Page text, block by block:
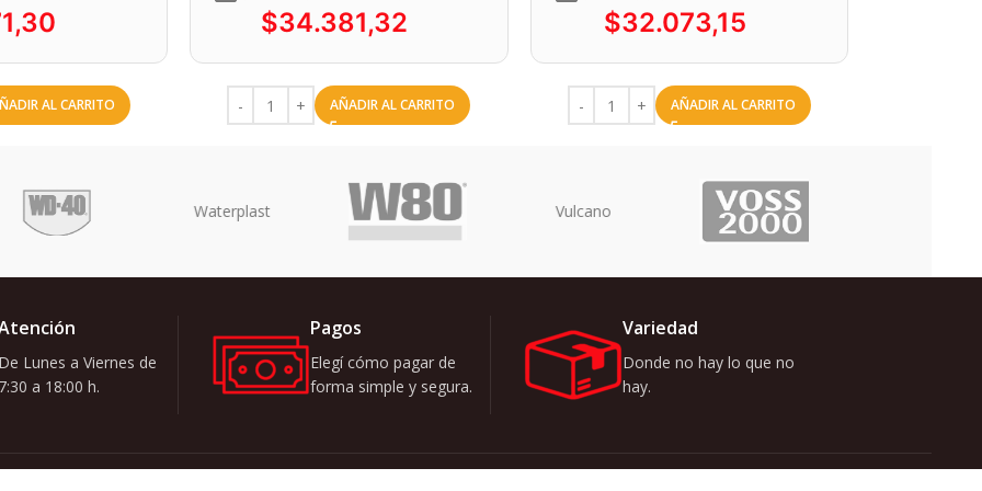
AL CARRITO
$34.381,32
AÑADIR AL CARRITO
$32.073,15
AÑADIR AL CARRITO
Uriarte
De Lunes a Viernes de
7:30 a 18:00 h.
Pagos
Elegí cómo pagar de
forma simple y segura.
Variedad
Donde no hay lo que no
hay.